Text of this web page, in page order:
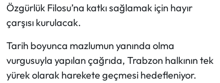
Özgürlük Filosu’na katkı sağlamak için hayır
çarşısı kurulacak.
Tarih boyunca mazlumun yanında olma
vurgusuyla yapılan çağrıda, Trabzon halkının tek
yürek olarak harekete geçmesi hedefleniyor.
Ekonomi
Turizm